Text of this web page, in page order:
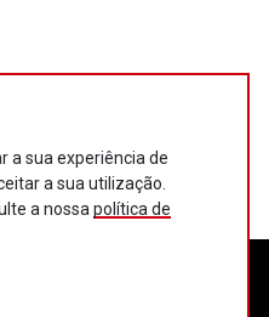
a sua experiência de
a sua utilização.
a nossa política de